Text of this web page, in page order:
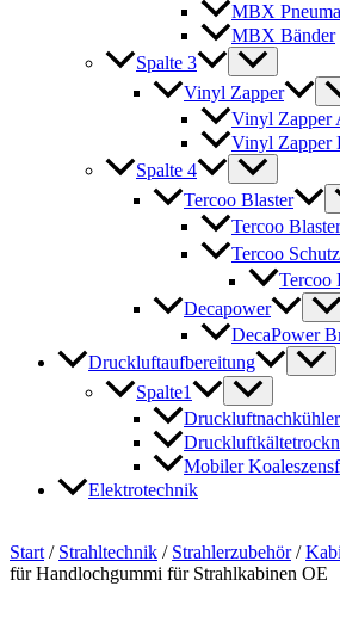
MBX
MBX Bänder
Spalte 3
Vinyl Zapper
Vinyl Zapper
Vinyl Zapper
Spalte 4
Tercoo Blaster
Tercoo
Tercoo
Tercoo
Decapower
DecaPower
Druckluftaufbereitung
Spalte1
Druckluftnachkühler
Mobiler
Elektrotechnik
Start / Strahltechnik / Strahlerzubehör/
für Handlochgummi für Strahlkabinen OE